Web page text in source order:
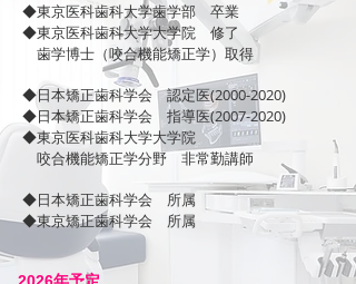
​◆東京医科歯科大学歯学部 卒業
◆東京医科歯科大学大学院 修了
歯学博士（咬合機能矯正学）取得
◆日本矯正歯科学会 認定医(2000-2020)
◆日本矯正歯科学会 指導医(2007-2020)
◆東京医科歯科大学大学院
咬合機能矯正学分野 非常勤講師
◆日本矯正歯科学会 所属
​◆東京矯正歯科学会 所属